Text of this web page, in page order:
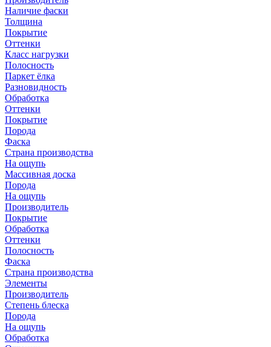
Наличие фаски
Толщина
Покрытие
Оттенки
Класс нагрузки
Полосность
Паркет ёлка
Разновидность
Обработка
Оттенки
Покрытие
Порода
Фаска
Страна производства
На ощупь
Массивная доска
Порода
На ощупь
Производитель
Покрытие
Обработка
Оттенки
Полосность
Фаска
Страна производства
Элементы
Производитель
Степень блеска
Порода
На ощупь
Обработка